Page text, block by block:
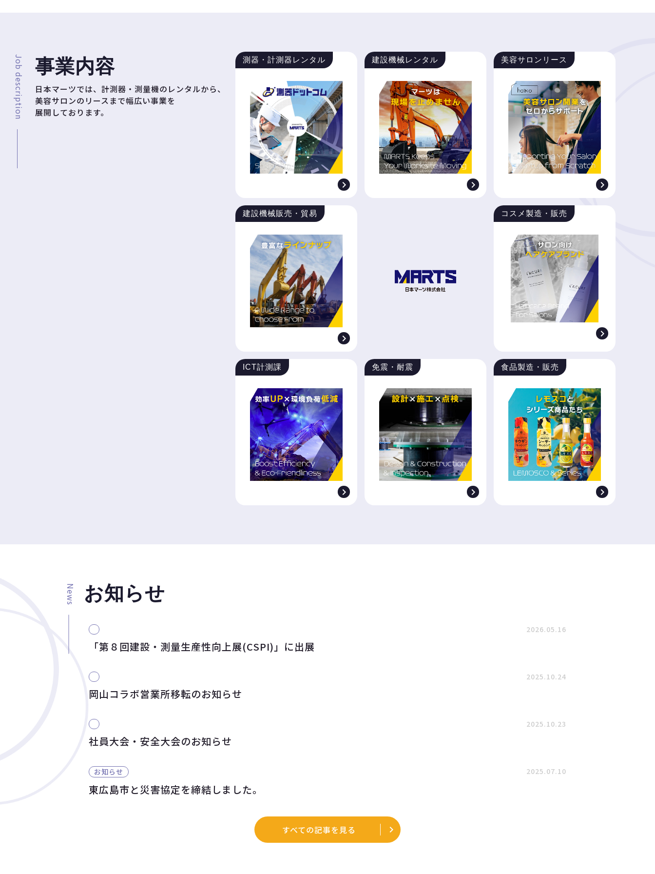
Job description 事業内容
日本マーツでは、計測器・測量機のレンタルから、
美容サロンのリースまで幅広い事業を
展開しております。
測器・計測器レンタル

建設機械レンタル

美容サロンリース

建設機械販売・貿易

コスメ製造・販売

ICT計測課

免震・耐震

食品製造・販売

News お知らせ
2026.05.16
「第８回建設・測量生産性向上展(CSPI)」に出展
2025.10.24
岡山コラボ営業所移転のお知らせ
2025.10.23
社員大会・安全大会のお知らせ
お知らせ 2025.07.10
東広島市と災害協定を締結しました。
すべての記事を見る 